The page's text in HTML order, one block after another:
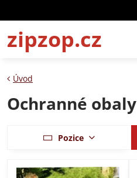
zipzop.cz
Úvod
Ochranné obaly
Pozice